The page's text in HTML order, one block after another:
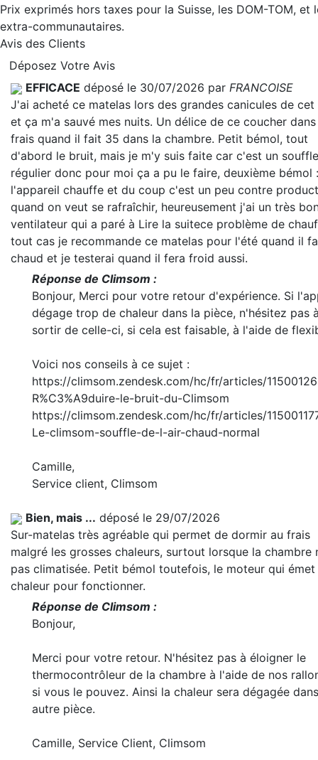
Prix exprimés hors taxes pour la Suisse, les DOM-TOM, et
extra-communautaires.
Avis des Clients
Déposez Votre Avis
EFFICACE déposé le 30/07/2026 par FRANCOISE
J'ai acheté ce matelas lors des grandes canicules de cet
et ça m'a sauvé mes nuits. Un délice de ce coucher
frais quand il fait 35 dans la chambre. Petit bémol, tout
d'abord le bruit, mais je m'y suis faite car c'est un souffle
régulier donc pour moi ça a pu le faire, deuxième bémol :
l'appareil chauffe et du coup c'est un peu contre
quand on veut se rafraîchir, heureusement j'ai un très
ventilateur qui a paré à Lire la suitece problème de
tout cas je recommande ce matelas pour l'été quand il
chaud et je testerai quand il fera froid aussi.
Réponse de Climsom :
Bonjour, Merci pour votre retour d'expérience. Si
dégage trop de chaleur dans la pièce, n'hésitez pas
sortir de celle-ci, si cela est faisable, à l'aide de
Voici nos conseils à ce sujet :
https://climsom.zendesk.com/hc/fr/articles/
R%C3%A9duire-le-bruit-du-Climsom
https://climsom.zendesk.com/hc/fr/articles/
Le-climsom-souffle-de-l-air-chaud-normal
Camille,
Service client, Climsom
Bien, mais ... déposé le 29/07/2026
Sur-matelas très agréable qui permet de dormir au frais
malgré les grosses chaleurs, surtout lorsque la chambre
pas climatisée. Petit bémol toutefois, le moteur qui émet
chaleur pour fonctionner.
Réponse de Climsom :
Bonjour,
Merci pour votre retour. N'hésitez pas à éloigner le
thermocontrôleur de la chambre à l'aide de nos
si vous le pouvez. Ainsi la chaleur sera dégagée
autre pièce.
Camille, Service Client, Climsom